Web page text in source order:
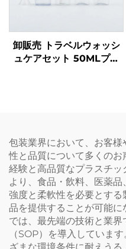
卸販売 トラベルウォッシ
ュケアセット 50MLプラ
包装業界において、お客
性と品質について多くの
経験と高品質なプラスチ
より、食品・飲料、医薬
強度と柔軟性を必要とす
品を提供することが可能
では、最先端の技術と業
（SOP）を導入していま